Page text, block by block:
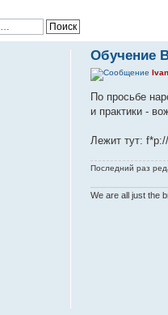
Обучение
По просьбе
и практики -
Лежит тут:
Последний раз
We are all just the